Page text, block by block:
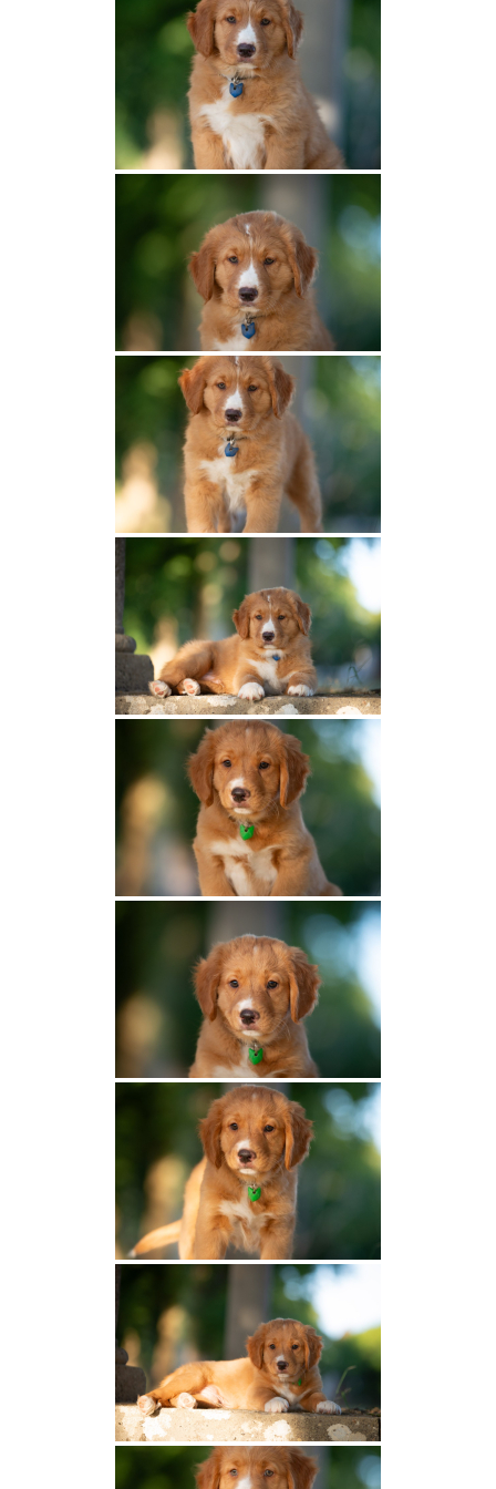
Le standard
Tests de santé
Caractère et morphologie
Club de race et pédigrée
Shaée de La Légende du Loup Noir
Summer de La Légende du Loup Noir
Texas de La Gardienne des Ombres
Tarook Des Couleurs d’Autumn
Una Des Couleurs d’Autumn
Viva Loupa des Couleurs d’Autumn
Arcane des Couleurs d’Autumn
Païko Des Couleurs d’Autumn
Togo Nuance de la Fleur de Vie
Ultor Des Couleurs d’Autumn
Vick des Couleurs d’Autumn
Nos espoirs
Baya des Couleurs d’Autumn
Aska des Couleurs d’Autumn
Valko des Loups du Nideck
Glebevonwood Magik’s Beauty dite
Panka Des Couleurs d’Autumn
Prima Des Couleurs d’Autumn
Taz Des Couleurs d’Autumn
Best Edition Bérénice vom
Moosschlösschen
Polka de la Meute du Yack